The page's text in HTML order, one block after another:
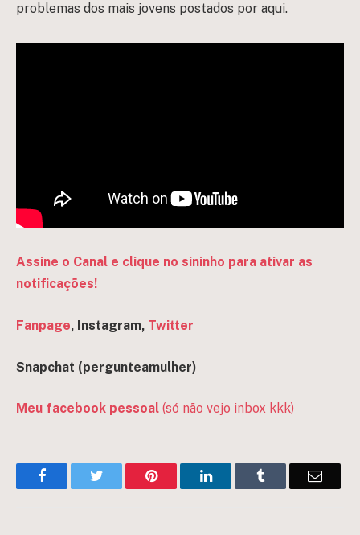
problemas dos mais jovens postados por aqui.
Assine o Canal e clique no sininho para ativar as
notificações!
Fanpage, Instagram, Twitter
Snapchat (pergunteamulher)
Meu facebook pessoal (só não vejo inbox kkk)
FacebookTwitter Pinterest LinkedInTumblr Email